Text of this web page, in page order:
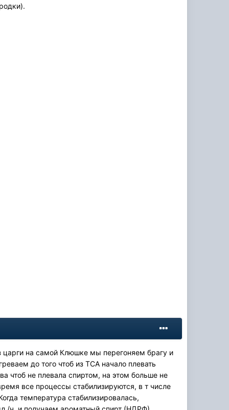
царги на самой Клюшке мы перегоняем брагу и
до того чтоб из ТСА начало плевать
чтоб не плевала спиртом, на этом больше не
все процессы стабилизируются, в т числе
температура стабилизировалась,